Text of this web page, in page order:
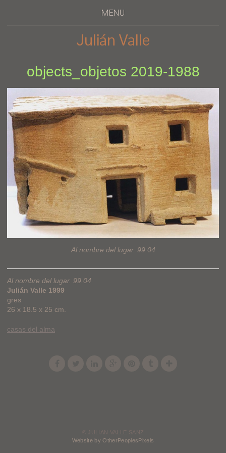
MENU
Julián Valle
objects_objetos 2019-1988
Al nombre del lugar. 99.04
Al nombre del lugar. 99.04
Julián Valle 1999
gres
26 x 18.5 x 25 cm.
casas del alma
© JULIAN VALLE SANZ
Website by OtherPeoplesPixels